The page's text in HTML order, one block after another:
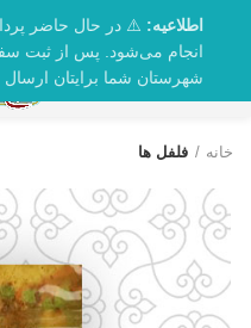
خانه فلفل ها
اطلاعیه: ⚠️ در حال حاضر
انجام می‌شود. پس از ثبت
شهرستان شما برایتان ارسال